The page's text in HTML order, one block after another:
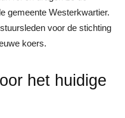
gemeente Westerkwartier.
voor de stichting
koers.
het huidige